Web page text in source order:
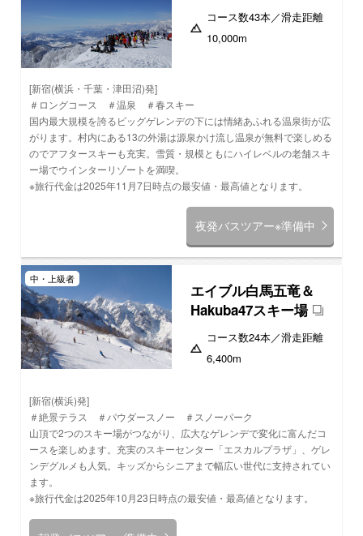
コース数43本／滑走距離
10,000m
[新宿(横浜・千葉・津田沼)発]
＃ロングコース ＃温泉 ＃春スキー
国内最大規模を誇るビッグゲレンデの下には情緒あふれる温泉街が広
がります。村内にある13の外湯は源泉かけ流し温泉が無料で楽しめる
のでアフタースキーも充実。雪質・規模ともにハイレベルの老舗スキ
ー場でウインターリゾートを満喫。
※旅行代金は2025年11月7日時点の最安値・最高値となります。
夜発バスツアー※準備中
中・上級者
エイブル白馬五竜＆
Hakuba47スキー場
コース数24本／滑走距離
6,400m
[新宿(横浜)発]
＃絶景テラス ＃パウダースノー ＃スノーパーク
山頂で2つのスキー場がつながり、広大なゲレンデで変化に富んだコ
ースを楽しめます。充実のスキーセンター「エスカルプラザ」、ゲレ
ンデグルメも人気。キッズからシニアまで幅広い世代に支持されてい
ます。
※旅行代金は2025年10月23日時点の最安値・最高値となります。